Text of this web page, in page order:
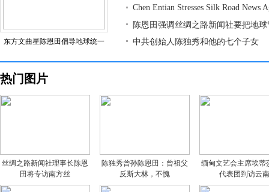
东方文曲星陈恩田倡导地球统一
Chen Entian Stresses Silk Road News
陈恩田强调丝绸之路新闻社要把地
中共创始人陈独秀和他的七个子女
热门图片
丝绸之路新闻社理事长陈恩
田将专访南方丝
陈独秀曾孙陈恩田：曾祖父
反斯大林，不愧
缅甸文艺会主席埃蒂
代表团到访云南